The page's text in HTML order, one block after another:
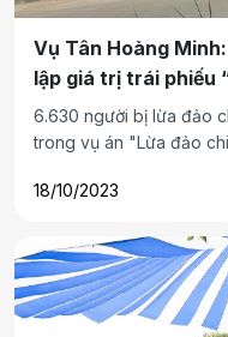
Vụ Tân Hoàng
lập giá trị trái phiếu
6.630 người bị lừa đảo
trong vụ án "Lừa đảo
và các đơn vị, tổ chức
18/10/2023